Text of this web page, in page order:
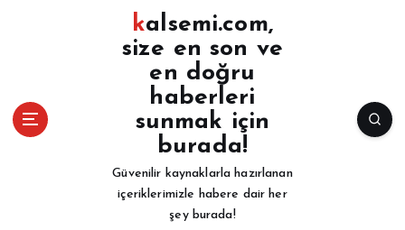
kalsemi.com,
size en son ve
en doğru
haberleri
sunmak için
burada!
Güvenilir kaynaklarla hazırlanan
içeriklerimizle habere dair her
şey burada!